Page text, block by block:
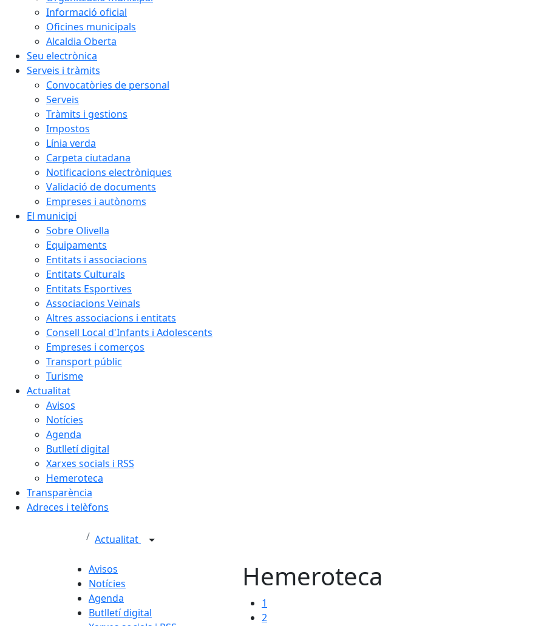
Informació oficial
Oficines municipals
Alcaldia Oberta
Seu electrònica
Serveis i tràmits
Convocatòries de personal
Serveis
Tràmits i gestions
Impostos
Línia verda
Carpeta ciutadana
Notificacions electròniques
Validació de documents
Empreses i autònoms
El municipi
Sobre Olivella
Equipaments
Entitats i associacions
Entitats Culturals
Entitats Esportives
Associacions Veïnals
Altres associacions i entitats
Consell Local d'Infants i Adolescents
Empreses i comerços
Transport públic
Turisme
Actualitat
Avisos
Notícies
Agenda
Butlletí digital
Xarxes socials i RSS
Hemeroteca
Transparència
Adreces i telèfons
Actualitat
Avisos
Notícies
Agenda
Butlletí digital
Hemeroteca
1
2